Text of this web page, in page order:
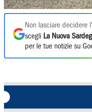
Non lasciare decidere
scegli La Nuova
per le tue notizie su